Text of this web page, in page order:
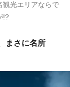
観光エリアならで
!?
まさに名所